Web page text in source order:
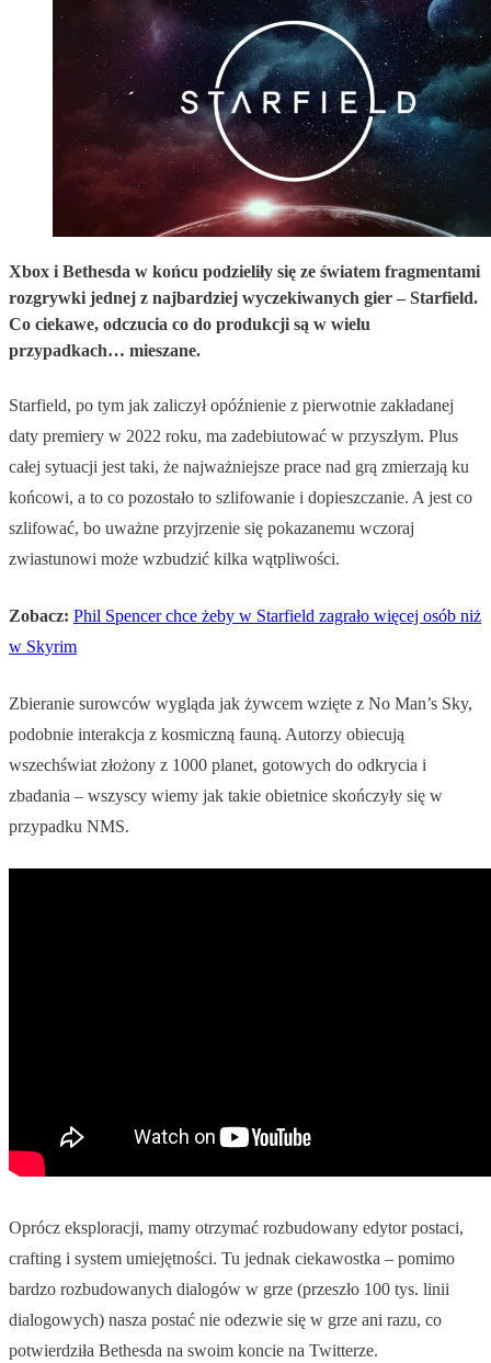
Xbox i Bethesda w końcu podzieliły się ze światem fragmentami
rozgrywki jednej z najbardziej wyczekiwanych gier – Starfield.
Co ciekawe, odczucia co do produkcji są w wielu
przypadkach… mieszane.
Starfield, po tym jak zaliczył opóźnienie z pierwotnie zakładanej
daty premiery w 2022 roku, ma zadebiutować w przyszłym. Plus
całej sytuacji jest taki, że najważniejsze prace nad grą zmierzają ku
końcowi, a to co pozostało to szlifowanie i dopieszczanie. A jest co
szlifować, bo uważne przyjrzenie się pokazanemu wczoraj
zwiastunowi może wzbudzić kilka wątpliwości.
Zobacz: Phil Spencer chce żeby w Starfield zagrało więcej osób niż
w Skyrim
Zbieranie surowców wygląda jak żywcem wzięte z No Man’s Sky,
podobnie interakcja z kosmiczną fauną. Autorzy obiecują
wszechświat złożony z 1000 planet, gotowych do odkrycia i
zbadania – wszyscy wiemy jak takie obietnice skończyły się w
przypadku NMS.
Oprócz eksploracji, mamy otrzymać rozbudowany edytor postaci,
crafting i system umiejętności. Tu jednak ciekawostka – pomimo
bardzo rozbudowanych dialogów w grze (przeszło 100 tys. linii
dialogowych) nasza postać nie odezwie się w grze ani razu, co
potwierdziła Bethesda na swoim koncie na Twitterze.